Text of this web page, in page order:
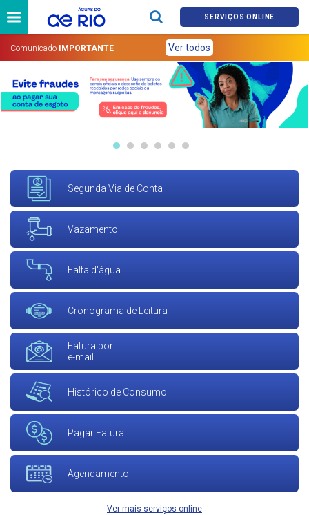
SERVIÇOS ONLINE
Comunicado IMPORTANTE Ver todos
Segunda Via de Conta
Vazamento
Falta d'água
Cronograma de Leitura
Fatura por
e-mail
Histórico de Consumo
Pagar Fatura
Agendamento
Ver mais serviços online